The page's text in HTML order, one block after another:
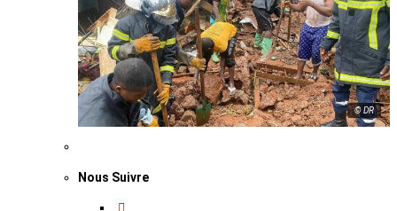
© DR
Nous Suivre